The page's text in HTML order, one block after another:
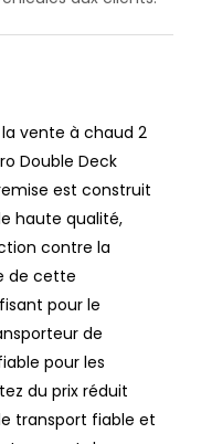
vente à chaud 2
Double Deck
est construit
haute qualité,
contre la
de cette
pour le
de
pour les
du prix réduit
transport fiable et